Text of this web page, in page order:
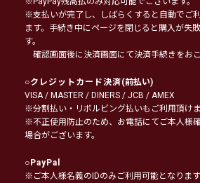
※支払いが完了し、しばらくすると自動でご
ます。手続き中にページを閉じると購入が失
す。
確認画面後に決済画面にて決済手続きをおこ
○クレジットカード決済(前払い)
VISA / MASTER / DINERS / JCB / AMEX
※分割払い・リボルビング払いもご利用頂けま
※不正使用防止のため、お電話にてご本人様
場合がございます。
○PayPal
※ご本人様名義のIDのみご利用可能となります